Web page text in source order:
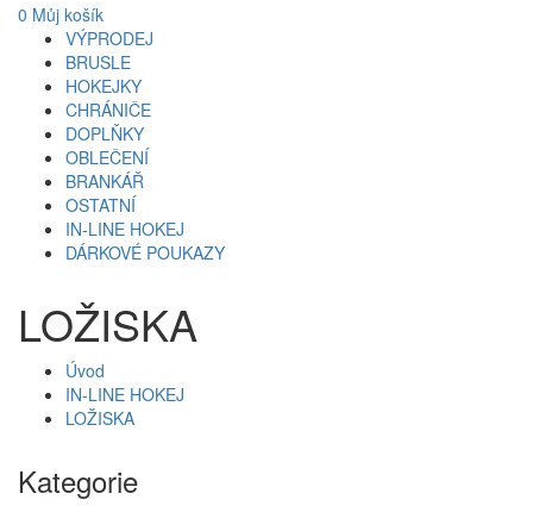
0 Můj košík
VÝPRODEJ
BRUSLE
HOKEJKY
CHRÁNIČE
DOPLŇKY
OBLEČENÍ
BRANKÁŘ
OSTATNÍ
IN-LINE HOKEJ
DÁRKOVÉ POUKAZY
LOŽISKA
Úvod
IN-LINE HOKEJ
LOŽISKA
Kategorie